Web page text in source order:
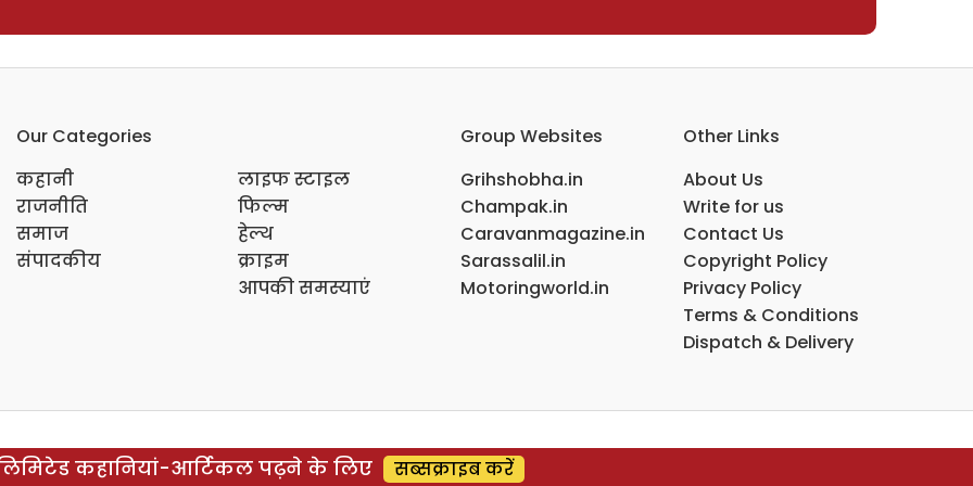
Our Categories
कहानी
राजनीति
समाज
संपादकीय
लाइफ स्टाइल
फिल्म
हेल्थ
क्राइम
आपकी समस्याएं
Group Websites
Grihshobha.in
Champak.in
Caravanmagazine.in
Sarassalil.in
Motoringworld.in
Other Links
About Us
Write for us
Contact Us
Copyright Policy
Privacy Policy
Terms & Conditions
Dispatch & Delivery
कहानियां-आर्टिकल पढ़ने के लिए सब्सक्राइब करें